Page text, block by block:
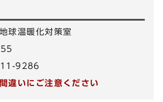
球温暖化対策室
9286
違いにご注意ください